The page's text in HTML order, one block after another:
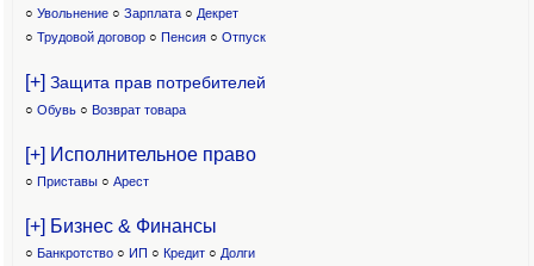
○ Увольнение ○ Зарплата ○ Декрет
○ Трудовой договор ○ Пенсия ○ Отпуск
[+] Защита прав потребителей
○ Обувь ○ Возврат товара
[+] Исполнительное право
○ Приставы ○ Арест
[+] Бизнес & Финансы
○ Банкротство ○ ИП ○ Кредит ○ Долги